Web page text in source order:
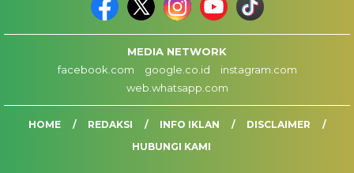
MEDIA NETWORK
facebook.com
google.co.id
instagram.com
web.whatsapp.com
HOME REDAKSI INFO IKLAN
DISCLAIMER
HUBUNGI KAMI